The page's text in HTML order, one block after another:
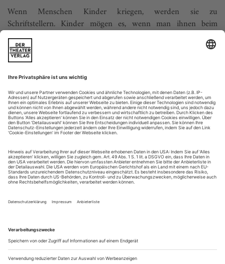
Wenn Menschen Kinder kriegen, werden sie zu
Schriftstellern. Kinder mögen es, wenn man ihnen beim
Zubettgehen eine Geschichte erzählt, oft verlangen sie sogar
danach. Bei den Geschichten, die sich Mütter und Väter im
Kinderzimmer so ausdenken, handelt es sich in der Regel um
Gebrauchsliteratur ohne besondere ästhetische Ansprüche
und mit klar definiertem Zweck:...
Klassiker unter sich
Kräftig durchgeschüttelte Um- und Neudeutungen in Berlin: Kafkas
«Amerika»-Roman im Gorki Theater, Büchners «Leonce und Lena»
Ensemble
Ziemlich sportlich, wie das Maxim Gorki Theater Kafkas
«Amerika»-Roman liest: eine Textraserei, in der sich das
achtköpfige Ensemble nicht nur den 16-jährigen
Drehbühne im Dauerlauf durch den Szenenparcours hechtet,
von verzerrt-verfremdeter Sprechhaltung zu verbogenen
Körpern switcht, getrieben von...